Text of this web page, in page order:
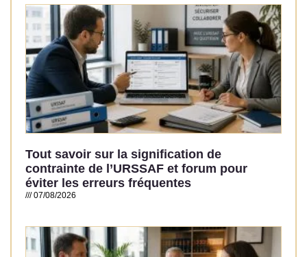
Tout savoir sur la signification de
contrainte de l’URSSAF et forum pour
éviter les erreurs fréquentes
07/08/2026